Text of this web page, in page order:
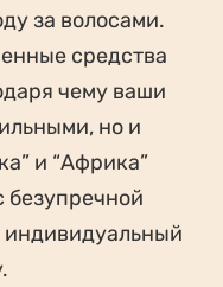
за волосами.
средства
чему ваши
но и
и “Африка”
индивидуальный